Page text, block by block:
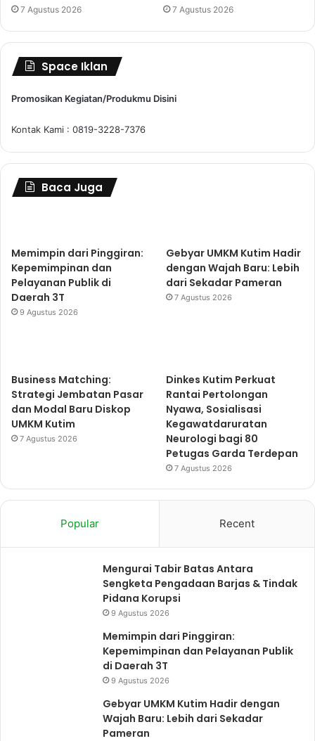
7 Agustus 2026 7 Agustus 2026
Space Iklan
Promosikan Kegiatan/Produkmu Disini
Kontak Kami : 0819-3228-7376
Baca Juga
Memimpin dari Pinggiran:
Kepemimpinan dan
Pelayanan Publik di
Daerah 3T
9 Agustus 2026
Gebyar UMKM Kutim Hadir
dengan Wajah Baru: Lebih
dari Sekadar Pameran
7 Agustus 2026
Business Matching:
Strategi Jembatan Pasar
dan Modal Baru Diskop
UMKM Kutim
7 Agustus 2026
Dinkes Kutim Perkuat
Rantai Pertolongan
Nyawa, Sosialisasi
Kegawatdaruratan
Neurologi bagi 80
Petugas Garda Terdepan
7 Agustus 2026
Popular Recent
Mengurai Tabir Batas Antara
Sengketa Pengadaan Barjas & Tindak
Pidana Korupsi
9 Agustus 2026
Memimpin dari Pinggiran:
Kepemimpinan dan Pelayanan Publik
di Daerah 3T
9 Agustus 2026
Gebyar UMKM Kutim Hadir dengan
Wajah Baru: Lebih dari Sekadar
Pameran